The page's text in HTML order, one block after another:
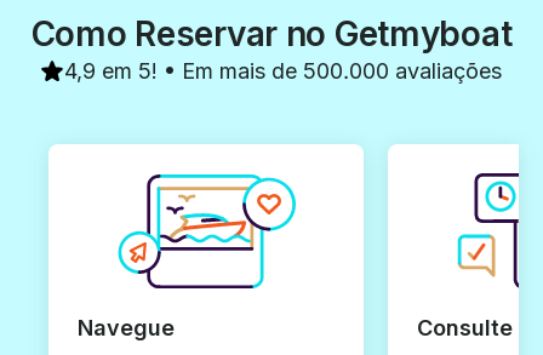
Como Reservar no Getmyboat
4,9 em 5! • Em mais de 500.000 avaliações
Navegue Consulte e